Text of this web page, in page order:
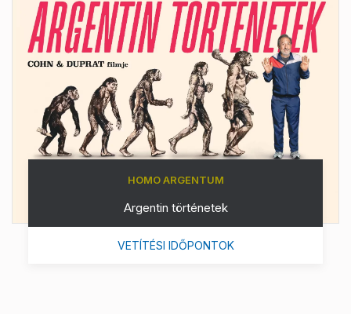
HOMO ARGENTUM
Argentin történetek
VETÍTÉSI IDŐPONTOK